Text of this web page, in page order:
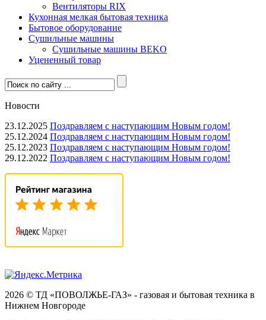
Вентиляторы RIX
Кухонная мелкая бытовая техника
Бытовое оборудование
Сушильные машины
Сушильные машины BEKO
Уцененный товар
Новости
23.12.2025 Поздравляем с наступающим Новым годом!
25.12.2024 Поздравляем с наступающим Новым годом!
25.12.2023 Поздравляем с наступающим Новым годом!
29.12.2022 Поздравляем с наступающим Новым годом!
2026 © ТД «ПОВОЛЖЬЕ-ГАЗ» - газовая и бытовая техника в
Нижнем Новгороде